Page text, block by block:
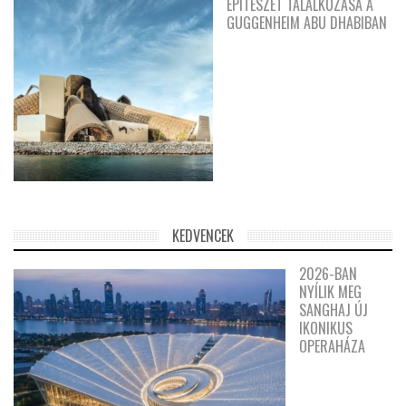
ÉPÍTÉSZET TALÁLKOZÁSA A
GUGGENHEIM ABU DHABIBAN
KEDVENCEK
2026-BAN
NYÍLIK MEG
SANGHAJ ÚJ
IKONIKUS
OPERAHÁZA